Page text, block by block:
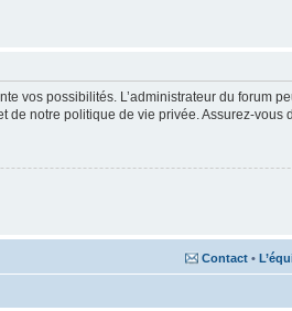
vos possibilités. L’administrateur du forum
notre politique de vie privée. Assurez-vous
Contact •